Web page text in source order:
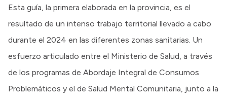
Esta guía, la primera elaborada en la provincia, es el
resultado de un intenso trabajo territorial llevado a cabo
durante el 2024 en las diferentes zonas sanitarias. Un
esfuerzo articulado entre el Ministerio de Salud, a través
de los programas de Abordaje Integral de Consumos
Problemáticos y el de Salud Mental Comunitaria, junto a la